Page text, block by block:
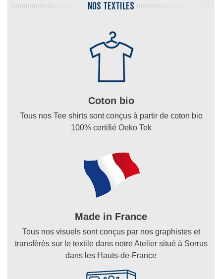
NOS TEXTILES
Coton bio
Tous nos Tee shirts sont conçus à partir de coton bio
100% certifié Oeko Tek
Made in France
Tous nos visuels sont conçus par nos graphistes et
transférés sur le textile dans notre Atelier situé à Sorrus
dans les Hauts-de-France